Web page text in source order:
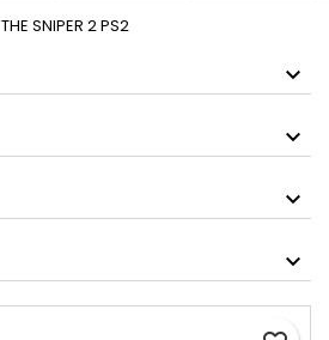
THE SNIPER 2 PS2